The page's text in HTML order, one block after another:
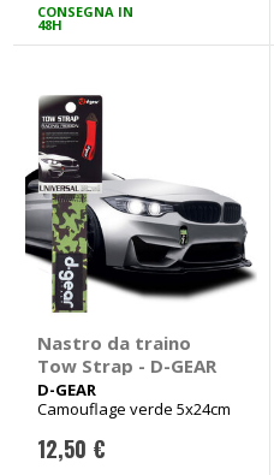
CONSEGNA IN
48H
Nastro da traino
Tow Strap - D-GEAR
D-GEAR
Camouflage verde 5x24cm
12,50 €